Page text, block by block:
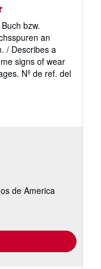
bzw.
an
/ Describes a
signs of wear
Nº de ref. del
de America